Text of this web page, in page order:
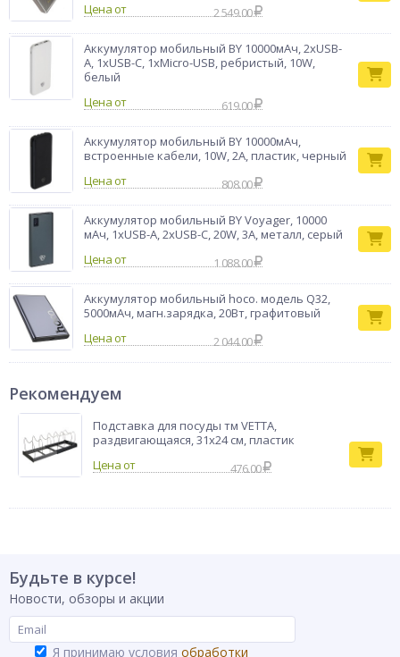
Цена от
2 549.00
Аккумулятор мобильный BY 10000мАч, 2xUSB-
A, 1xUSB-C, 1xMicro-USB, ребристый, 10W,
белый
Цена от
619.00
Аккумулятор мобильный BY 10000мАч,
встроенные кабели, 10W, 2A, пластик, черный
Цена от
808.00
Аккумулятор мобильный BY Voyager, 10000
мАч, 1xUSB-A, 2xUSB-C, 20W, 3A, металл, серый
Цена от
1 088.00
Аккумулятор мобильный hoco. модель Q32,
5000мАч, магн.зарядка, 20Вт, графитовый
Цена от
2 044.00
Рекомендуем
Подставка для посуды тм VETTA,
раздвигающаяся, 31х24 см, пластик
476.00
Будьте в курсе!
Новости, обзоры и акции
Я принимаю условия обработки